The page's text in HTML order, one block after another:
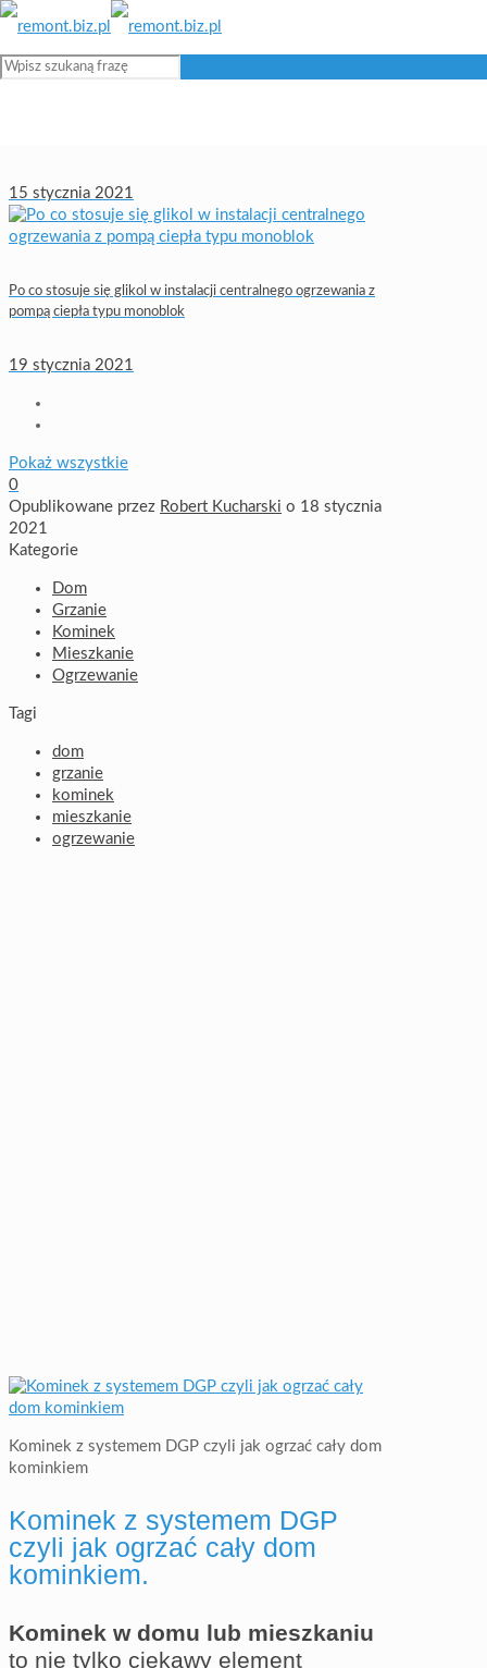
15 stycznia 2021
Po co stosuje się glikol w instalacji centralnego ogrzewania z
pompą ciepła typu monoblok
19 stycznia 2021
Pokaż wszystkie
0
Opublikowane przez Robert Kucharski o 18 stycznia
2021
Kategorie
Dom
Grzanie
Kominek
Mieszkanie
Ogrzewanie
Tagi
dom
grzanie
kominek
mieszkanie
ogrzewanie
Kominek z systemem DGP czyli jak ogrzać cały dom
kominkiem
Kominek z systemem DGP
czyli jak ogrzać cały dom
kominkiem.
Kominek w domu lub mieszkaniu
to nie tylko ciekawy element